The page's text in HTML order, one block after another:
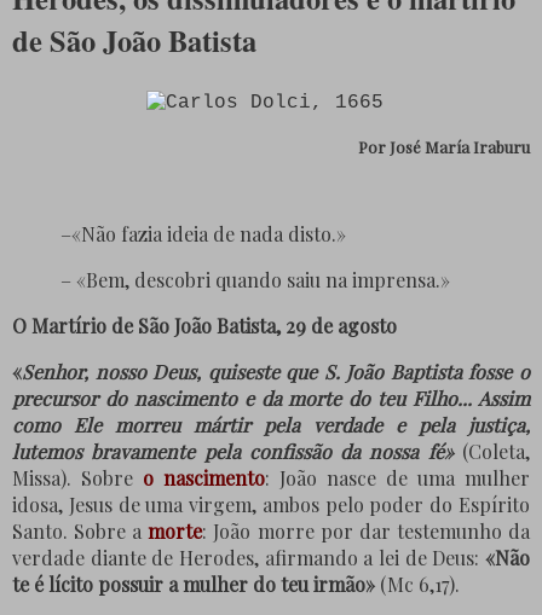
de São João Batista
Por José María Iraburu
–«Não fazia ideia de nada disto.»
– «Bem, descobri quando saiu na imprensa.»
O Martírio de São João Batista, 29 de agosto
«Senhor, nosso Deus, quiseste que S. João Baptista fosse o
precursor do nascimento e da morte do teu Filho... Assim
como Ele morreu mártir pela verdade e pela justiça,
lutemos bravamente pela confissão da nossa fé»(Coleta,
Missa). Sobre o nascimento: João nasce de uma mulher
idosa, Jesus de uma virgem, ambos pelo poder do Espírito
Santo. Sobre amorte: João morre por dar testemunho da
verdade diante de Herodes, afirmando a lei de Deus: «Não
te é lícito possuir a mulher do teu irmão» (Mc 6,17).